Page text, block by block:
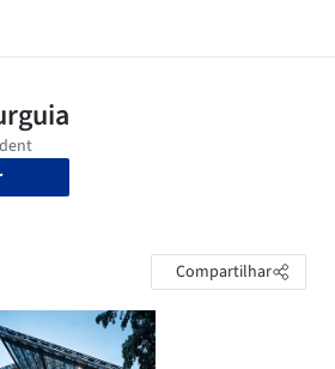
Compartilhar